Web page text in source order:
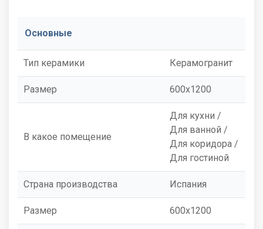
Основные
Тип керамики Керамогранит
Размер 600x1200
В какое помещение
Для кухни /
Для ванной /
Для коридора /
Для гостиной
Страна производства Испания
Размер 600x1200